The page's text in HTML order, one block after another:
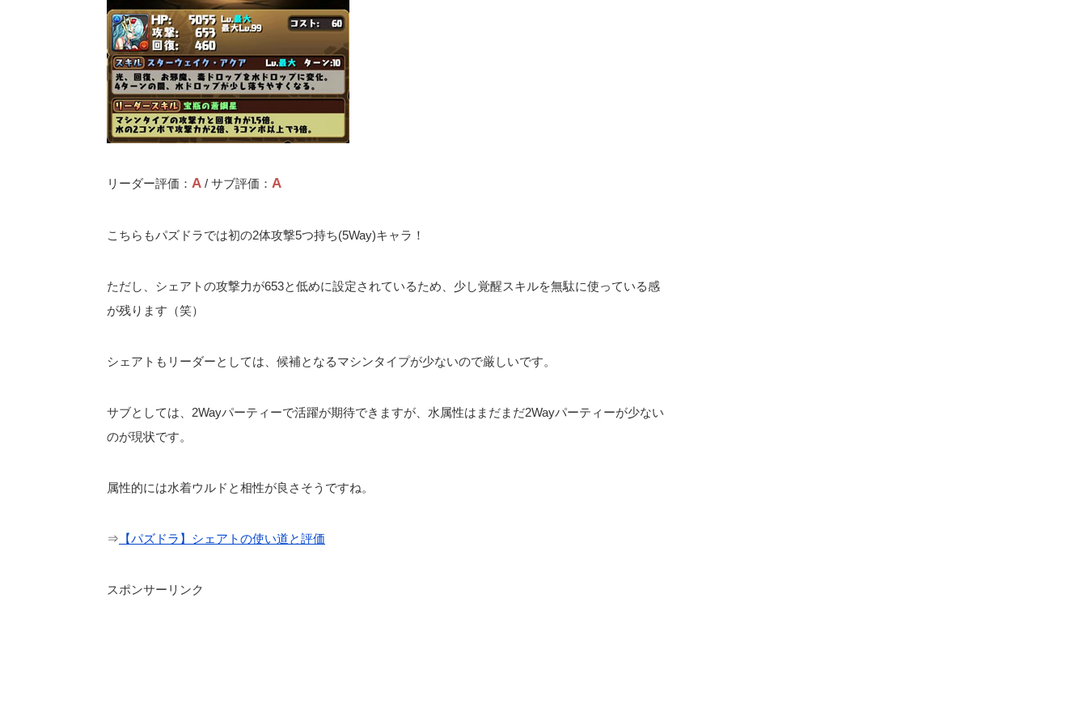
リーダー評価： A / サブ評価： A
こちらもパズドラでは初の2体攻撃5つ持ち(5Way)キャラ！
ただし、シェアトの攻撃力が653と低めに設定されているため、少し覚醒スキルを無駄に使っている感
が残ります（笑）
シェアトもリーダーとしては、候補となるマシンタイプが少ないので厳しいです。
サブとしては、2Wayパーティーで活躍が期待できますが、水属性はまだまだ2Wayパーティーが少ない
のが現状です。
属性的には水着ウルドと相性が良さそうですね。
⇒ 【パズドラ】シェアトの使い道と評価
スポンサーリンク